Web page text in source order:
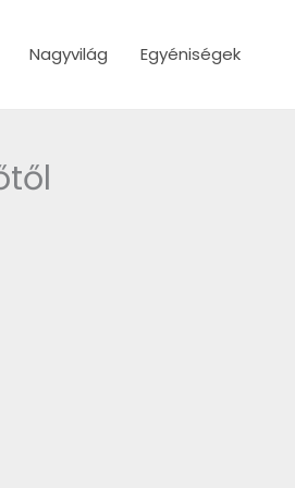
Nagyvilág Egyéniségek